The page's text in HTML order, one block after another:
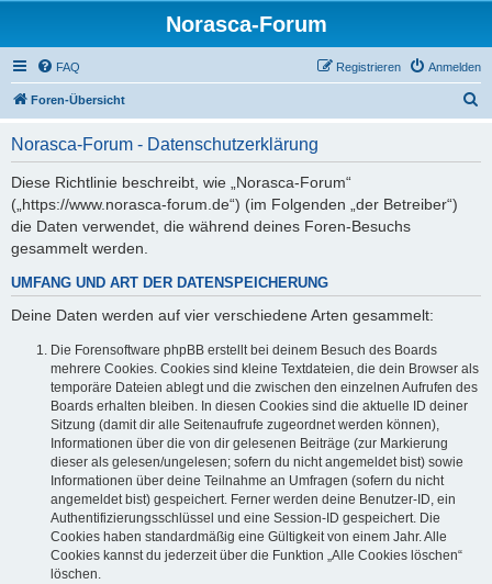
Norasca-Forum
FAQ Anmelden
Registrieren
Foren-Übersicht
Norasca-Forum - Datenschutzerklärung
Diese Richtlinie beschreibt, wie „Norasca-Forum“
(„https://www.norasca-forum.de“) (im Folgenden „der Betreiber“)
die Daten verwendet, die während deines Foren-Besuchs
gesammelt werden.
UMFANG UND ART DER DATENSPEICHERUNG
Deine Daten werden auf vier verschiedene Arten gesammelt:
Die Forensoftware phpBB erstellt bei deinem Besuch des Boards
mehrere Cookies. Cookies sind kleine Textdateien, die dein Browser als
temporäre Dateien ablegt und die zwischen den einzelnen Aufrufen des
Boards erhalten bleiben. In diesen Cookies sind die aktuelle ID deiner
Sitzung (damit dir alle Seitenaufrufe zugeordnet werden können),
Informationen über die von dir gelesenen Beiträge (zur Markierung
dieser als gelesen/ungelesen; sofern du nicht angemeldet bist) sowie
Informationen über deine Teilnahme an Umfragen (sofern du nicht
angemeldet bist) gespeichert. Ferner werden deine Benutzer-ID, ein
Authentifizierungsschlüssel und eine Session-ID gespeichert. Die
Cookies haben standardmäßig eine Gültigkeit von einem Jahr. Alle
Cookies kannst du jederzeit über die Funktion „Alle Cookies löschen“
löschen.